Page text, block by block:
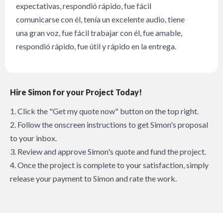
expectativas, respondió rápido, fue fácil
comunicarse con él, tenía un excelente audio, tiene
una gran voz, fue fácil trabajar con él, fue amable,
respondió rápido, fue útil y rápido en la entrega.
Hire Simon for your Project Today!
1. Click the "Get my quote now" button on the top right.
2. Follow the onscreen instructions to get Simon's proposal
to your inbox.
3. Review and approve Simon's quote and fund the project.
4. Once the project is complete to your satisfaction, simply
release your payment to Simon and rate the work.